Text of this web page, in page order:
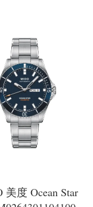
美度 Ocean Star